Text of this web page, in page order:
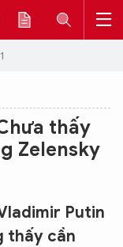
thấy
Zelensky
Putin
thấy cần